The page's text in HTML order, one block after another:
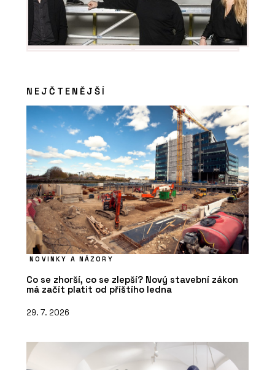
NEJČTENĚJŠÍ
NOVINKY A NÁZORY
Co se zhorší, co se zlepší? Nový stavební zákon
má začít platit od příštího ledna
29. 7. 2026